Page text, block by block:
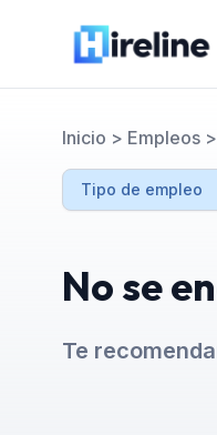
Inicio > Empleos >
No se
Te